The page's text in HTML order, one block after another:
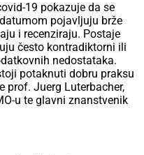
19 pokazuje da se
pojavljuju brže
i recenziraju. Postaje
često kontradiktorni ili
nedostataka.
potaknuti dobru praksu
prof. Juerg Luterbacher,
u te glavni znanstvenik